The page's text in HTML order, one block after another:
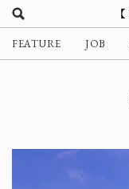
FEATURE JOB